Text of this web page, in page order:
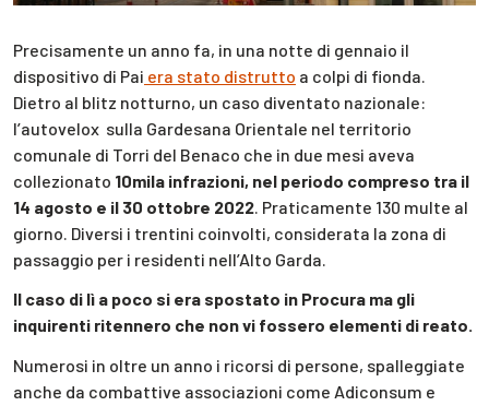
Precisamente un anno fa, in una notte di gennaio il
dispositivo di Pai era stato distrutto a colpi di fionda.
Dietro al blitz notturno, un caso diventato nazionale:
l’autovelox sulla Gardesana Orientale nel territorio
comunale di Torri del Benaco che in due mesi aveva
collezionato 10mila infrazioni, nel periodo compreso tra il
14 agosto e il 30 ottobre 2022 . Praticamente 130 multe al
giorno. Diversi i trentini coinvolti, considerata la zona di
passaggio per i residenti nell’Alto Garda.
Il caso di lì a poco si era spostato in Procura ma gli
inquirenti ritennero che non vi fossero elementi di reato.
Numerosi in oltre un anno i ricorsi di persone, spalleggiate
anche da combattive associazioni come Adiconsum e